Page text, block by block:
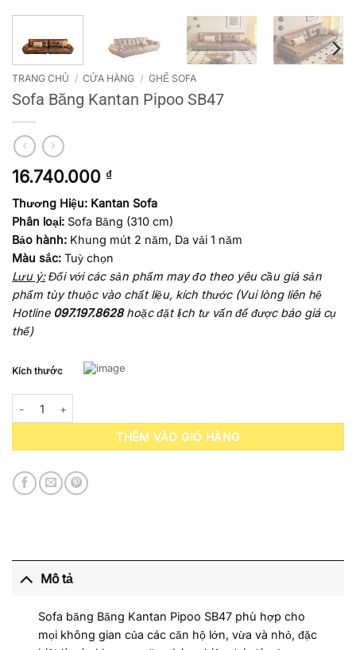
TRANG CHỦ / CỬA HÀNG / GHẾ SOFA
Sofa Băng Kantan Pipoo SB47
16.740.000 ₫
Thương Hiệu: Kantan Sofa
Phân loại: Sofa Băng (310 cm)
Bảo hành: Khung mút 2 năm, Da vải 1 năm
Màu sắc: Tuỳ chọn
Lưu ý: Đối với các sản phẩm may đo theo yêu cầu giá sản
phẩm tùy thuộc vào chất liệu, kích thước(Vui lòng liên hệ
Hotline 097.197.8628hoặc đặt lịch tư vấn để được báo giá cụ
thể)
Kích thước
THÊM VÀO GIỎ HÀNG
Mô tả
Sofa băng Băng Kantan Pipoo SB47 phù hợp cho
mọi không gian của các căn hộ lớn, vừa và nhỏ, đặc